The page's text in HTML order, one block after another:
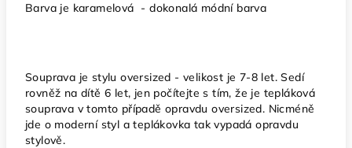
Barva je karamelová - dokonalá módní barva
Souprava je stylu oversized - velikost je 7-8 let. Sedí
rovněž na dítě 6 let, jen počítejte s tím, že je tepláková
souprava v tomto případě opravdu oversized. Nicméně
jde o moderní styl a teplákovka tak vypadá opravdu
stylově.